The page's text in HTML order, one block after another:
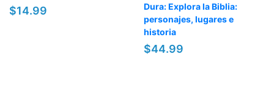
$14.99
Dura: Explora la Biblia:
personajes, lugares e
historia
$44.99